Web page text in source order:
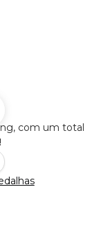
com um total